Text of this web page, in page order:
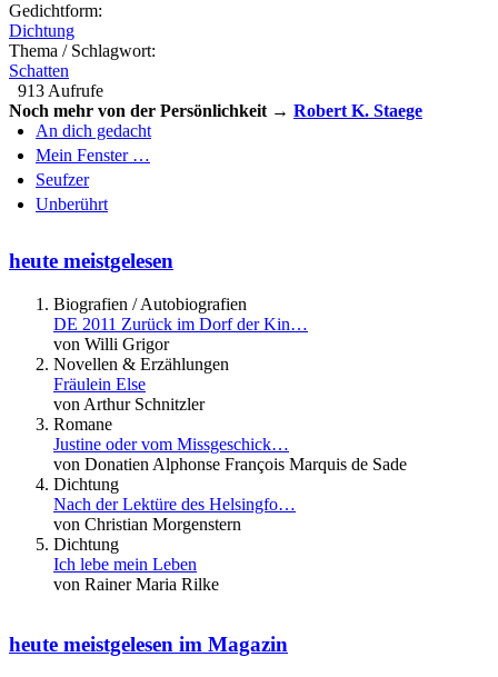
Gedichtform:
Dichtung
Thema / Schlagwort:
Schatten
913 Aufrufe
Noch mehr von der Persönlichkeit → Robert K. Staege
An dich gedacht
Mein Fenster …
Seufzer
Unberührt
heute meistgelesen
Biografien / Autobiografien
DE 2011 Zurück im Dorf der Kin…
von Willi Grigor
Novellen & Erzählungen
Fräulein Else
von Arthur Schnitzler
Romane
Justine oder vom Missgeschick…
von Donatien Alphonse François Marquis de Sade
Dichtung
Nach der Lektüre des Helsingfo…
von Christian Morgenstern
Dichtung
Ich lebe mein Leben
von Rainer Maria Rilke
heute meistgelesen im Magazin